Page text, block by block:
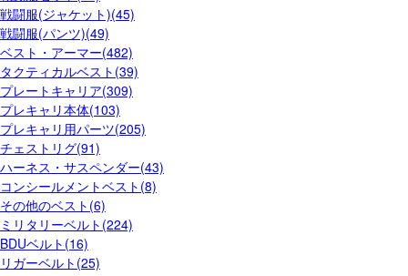
戦闘服(ジャケット)(45)
戦闘服(パンツ)(49)
ベスト・アーマー(482)
タクティカルベスト(39)
プレートキャリア(309)
プレキャリ本体(103)
プレキャリ用パーツ(205)
チェストリグ(91)
ハーネス・サスペンダー(43)
コンシールメントベスト(8)
その他のベスト(6)
ミリタリーベルト(224)
BDUベルト(16)
リガーベルト(25)